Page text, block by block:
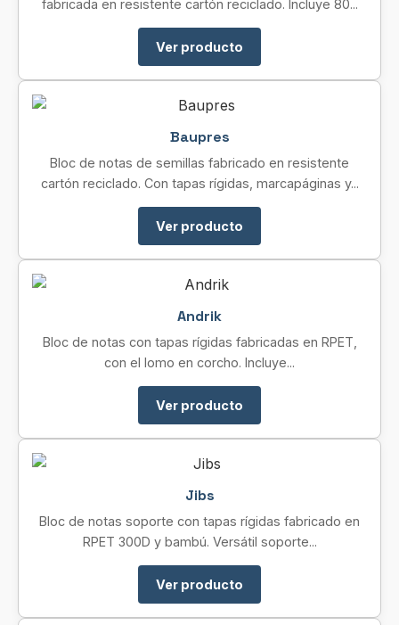
fabricada en resistente cartón reciclado. Incluye 80...
Ver producto
Baupres
Bloc de notas de semillas fabricado en resistente
cartón reciclado. Con tapas rígidas, marcapáginas y...
Ver producto
Andrik
Bloc de notas con tapas rígidas fabricadas en RPET,
con el lomo en corcho. Incluye...
Ver producto
Jibs
Bloc de notas soporte con tapas rígidas fabricado en
RPET 300D y bambú. Versátil soporte...
Ver producto